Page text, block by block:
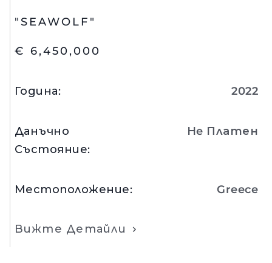
"SEAWOLF"
€ 6,450,000
Година: 2022
Данъчно
Състояние:
Нe Платен
Местоположение: Greece
Вижте Детайли